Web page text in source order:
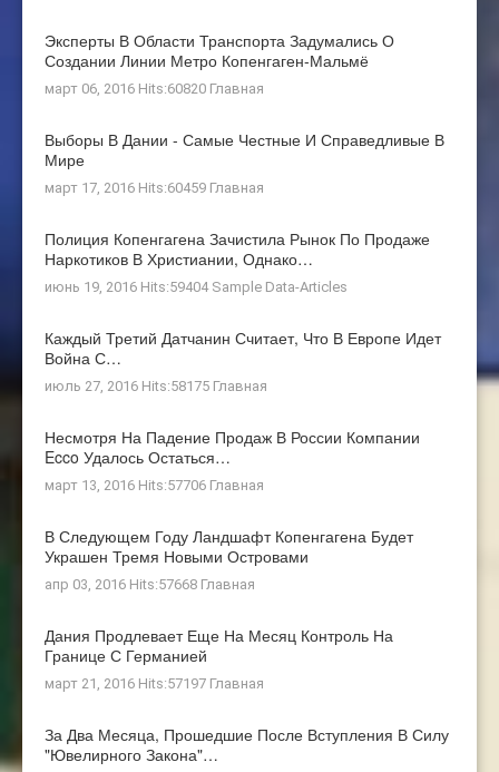
Эксперты В Области Транспорта Задумались О
Создании Линии Метро Копенгаген-Мальмё
март 06, 2016 Hits:60820 Главная
Выборы В Дании - Самые Честные И Справедливые В
Мире
март 17, 2016 Hits:60459 Главная
Полиция Копенгагена Зачистила Рынок По Продаже
Наркотиков В Христиании, Однако…
июнь 19, 2016 Hits:59404 Sample Data-Articles
Каждый Третий Датчанин Считает, Что В Европе Идет
Война С…
июль 27, 2016 Hits:58175 Главная
Несмотря На Падение Продаж В России Компании
Ecco Удалось Остаться…
март 13, 2016 Hits:57706 Главная
В Следующем Году Ландшафт Копенгагена Будет
Украшен Тремя Новыми Островами
апр 03, 2016 Hits:57668 Главная
Дания Продлевает Еще На Месяц Контроль На
Границе С Германией
март 21, 2016 Hits:57197 Главная
За Два Месяца, Прошедшие После Вступления В Силу
"ювелирного Закона"…